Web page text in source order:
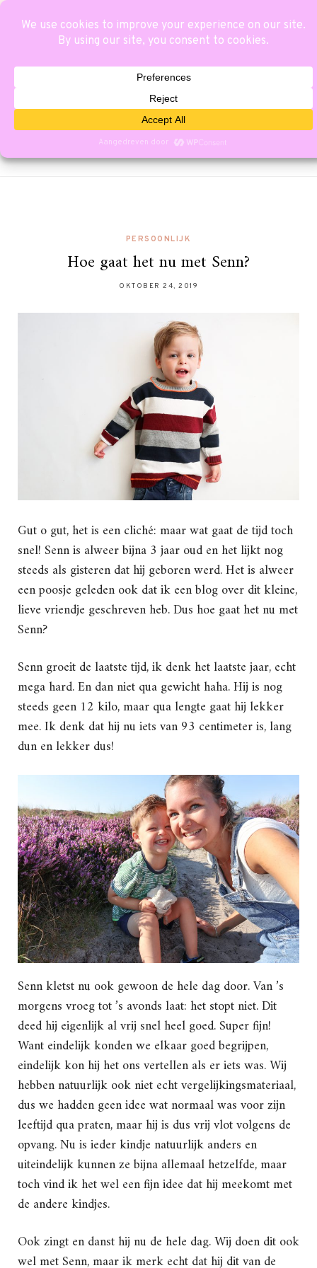
PERSOONLIJK
Hoe gaat het nu met Senn?
OKTOBER 24, 2019
Gut o gut, het is een cliché: maar wat gaat de tijd toch
snel! Senn is alweer bijna 3 jaar oud en het lijkt nog
steeds als gisteren dat hij geboren werd. Het is alweer
een poosje geleden ook dat ik een blog over dit kleine,
lieve vriendje geschreven heb. Dus hoe gaat het nu met
Senn?
Senn groeit de laatste tijd, ik denk het laatste jaar, echt
mega hard. En dan niet qua gewicht haha. Hij is nog
steeds geen 12 kilo, maar qua lengte gaat hij lekker
mee. Ik denk dat hij nu iets van 93 centimeter is, lang
dun en lekker dus!
Senn kletst nu ook gewoon de hele dag door. Van ’s
morgens vroeg tot ’s avonds laat: het stopt niet. Dit
deed hij eigenlijk al vrij snel heel goed. Super fijn!
Want eindelijk konden we elkaar goed begrijpen,
eindelijk kon hij het ons vertellen als er iets was. Wij
hebben natuurlijk ook niet echt vergelijkingsmateriaal,
dus we hadden geen idee wat normaal was voor zijn
leeftijd qua praten, maar hij is dus vrij vlot volgens de
opvang. Nu is ieder kindje natuurlijk anders en
uiteindelijk kunnen ze bijna allemaal hetzelfde, maar
toch vind ik het wel een fijn idee dat hij meekomt met
de andere kindjes.
Ook zingt en danst hij nu de hele dag. Wij doen dit ook
wel met Senn, maar ik merk echt dat hij dit van de